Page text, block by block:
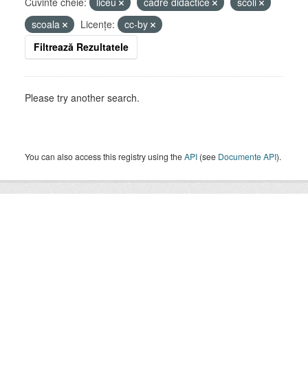
scoala
Licenţe:
cc-by
Filtrează Rezultatele
Please try another search.
You can also access this registry using theAPI (see Documente API).